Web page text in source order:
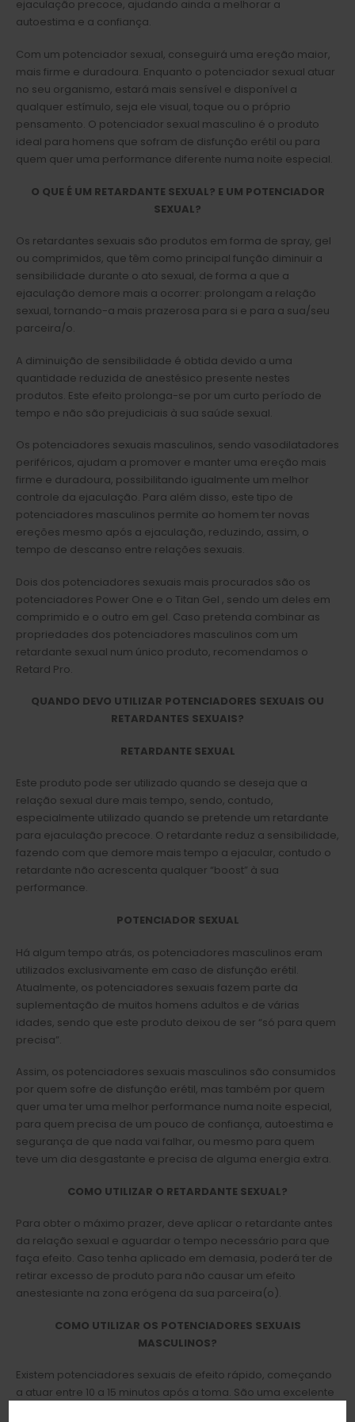
ejaculação precoce, ajudando ainda a melhorar a
autoestima e a confiança.
Com um potenciador sexual, conseguirá uma ereção maior,
mais firme e duradoura. Enquanto o potenciador sexual atuar
no seu organismo, estará mais sensível e disponível a
qualquer estímulo, seja ele visual, toque ou o próprio
pensamento. O potenciador sexual masculino é o produto
ideal para homens que sofram de disfunção erétil ou para
quem quer uma performance diferente numa noite especial.
O QUE É UM RETARDANTE SEXUAL? E UM POTENCIADOR
SEXUAL?
Os retardantes sexuais são produtos em forma de spray, gel
ou comprimidos, que têm como principal função diminuir a
sensibilidade durante o ato sexual, de forma a que a
ejaculação demore mais a ocorrer: prolongam a relação
sexual, tornando-a mais prazerosa para si e para a sua/seu
parceira/o.
A diminuição de sensibilidade é obtida devido a uma
quantidade reduzida de anestésico presente nestes
produtos. Este efeito prolonga-se por um curto período de
tempo e não são prejudiciais à sua saúde sexual.
Os potenciadores sexuais masculinos, sendo vasodilatadores
periféricos, ajudam a promover e manter uma ereção mais
firme e duradoura, possibilitando igualmente um melhor
controle da ejaculação. Para além disso, este tipo de
potenciadores masculinos permite ao homem ter novas
ereções mesmo após a ejaculação, reduzindo, assim, o
tempo de descanso entre relações sexuais.
Dois dos potenciadores sexuais mais procurados são os
potenciadores Power One e o Titan Gel , sendo um deles em
comprimido e o outro em gel. Caso pretenda combinar as
propriedades dos potenciadores masculinos com um
retardante sexual num único produto, recomendamos o
Retard Pro.
QUANDO DEVO UTILIZAR POTENCIADORES SEXUAIS OU
RETARDANTES SEXUAIS?
RETARDANTE SEXUAL
Este produto pode ser utilizado quando se deseja que a
relação sexual dure mais tempo, sendo, contudo,
especialmente utilizado quando se pretende um retardante
para ejaculação precoce. O retardante reduz a sensibilidade,
fazendo com que demore mais tempo a ejacular, contudo o
retardante não acrescenta qualquer “boost” à sua
performance.
POTENCIADOR SEXUAL
Há algum tempo atrás, os potenciadores masculinos eram
utilizados exclusivamente em caso de disfunção erétil.
Atualmente, os potenciadores sexuais fazem parte da
suplementação de muitos homens adultos e de várias
idades, sendo que este produto deixou de ser “só para quem
precisa”.
Assim, os potenciadores sexuais masculinos são consumidos
por quem sofre de disfunção erétil, mas também por quem
quer uma ter uma melhor performance numa noite especial,
para quem precisa de um pouco de confiança, autoestima e
segurança de que nada vai falhar, ou mesmo para quem
teve um dia desgastante e precisa de alguma energia extra.
COMO UTILIZAR O RETARDANTE SEXUAL?
Para obter o máximo prazer, deve aplicar o retardante antes
da relação sexual e aguardar o tempo necessário para que
faça efeito. Caso tenha aplicado em demasia, poderá ter de
retirar excesso de produto para não causar um efeito
anestesiante na zona erógena da sua parceira(o).
COMO UTILIZAR OS POTENCIADORES SEXUAIS
MASCULINOS?
Existem potenciadores sexuais de efeito rápido, começando
a atuar entre 10 a 15 minutos após a toma. São uma excelente